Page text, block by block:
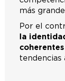
más
Por el
la
coherentes
tendencias